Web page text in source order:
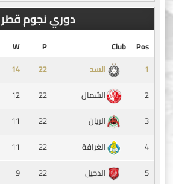
دوري نجوم قطر
Pos
Club
P
W
1
السد ‏22
14
2
الشمال 22
12
3
الريان 22
11
4
الغرافة 22
11
5
الدحيل 22
9